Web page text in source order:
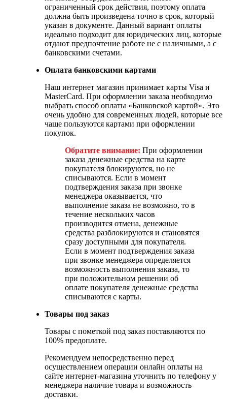
ограниченный срок действия, поэтому оплата
должна быть произведена точно в срок, который
указан в документе. Данный вариант оплаты
идеально подходит для юридических лиц, которые
отдают предпочтение работе не с наличными, а с
банковскими счетами.
Оплата банковскими картами
Наш интернет магазин принимает карты Visa и
MasterCard. При оформлении заказа необходимо
выбрать способ оплаты «Банковской картой». Это
очень удобно для современных людей, которые все
чаще пользуются картами при оформлении
покупок.
Обратите внимание: При оформлении
заказа денежные средства на карте
покупателя блокируются, но не
списываются. Если в момент
подтверждения заказа при звонке
менеджера оказывается, что
выполнение заказа не возможно, то в
течение нескольких часов
производится отмена, денежные
средства разблокируются и становятся
сразу доступными для покупателя.
Если в момент подтверждения заказа
при звонке менеджера определяется
возможность выполнения заказа, то
при положительном решении об
оплате покупателя денежные средства
списываются с карты.
Товары под заказ
Товары с пометкой под заказ поставляются по
100% предоплате.
Рекомендуем непосредственно перед
осуществлением операции онлайн оплаты на
сайте интернет-магазина уточнить по телефону у
менеджера наличие товара и возможность
доставки.